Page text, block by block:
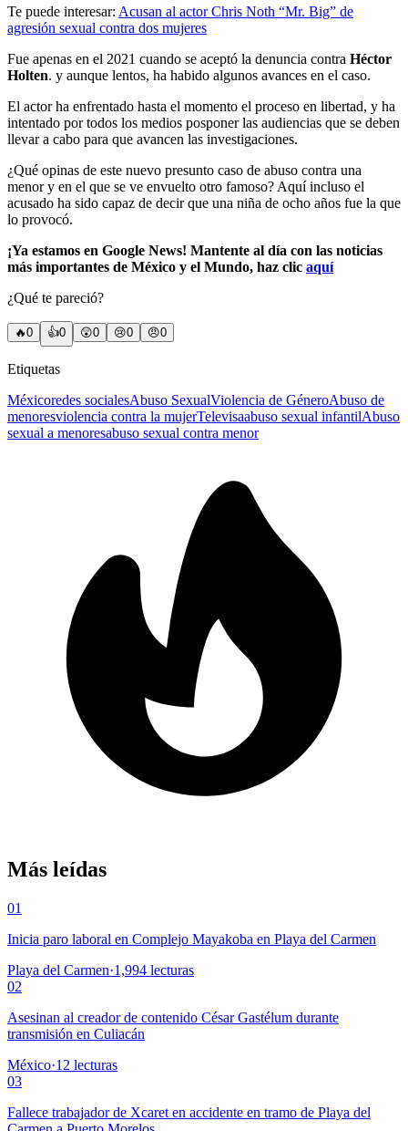
Te puede interesar: Acusan al actor Chris Noth “Mr. Big” de
agresión sexual contra dos mujeres
Fue apenas en el 2021 cuando se aceptó la denuncia contra Héctor
Holten. y aunque lentos, ha habido algunos avances en el caso.
El actor ha enfrentado hasta el momento el proceso en libertad, y ha
intentado por todos los medios posponer las audiencias que se deben
llevar a cabo para que avancen las investigaciones.
¿Qué opinas de este nuevo presunto caso de abuso contra una
menor y en el que se ve envuelto otro famoso? Aquí incluso el
acusado ha sido capaz de decir que una niña de ocho años fue la que
lo provocó.
¡Ya estamos en Google News! Mantente al día con las noticias
más importantes de México y el Mundo, haz clic aquí
¿Qué te pareció?
🔥0 👍0 😲0 😢0 😠0
Etiquetas
Méxicoredes socialesAbuso SexualViolencia de GéneroAbuso de
menoresviolencia contra la mujerTelevisaabuso sexual infantilAbuso
sexual a menoresabuso sexual contra menor
Más leídas
01
Inicia paro laboral en Complejo Mayakoba en Playa del Carmen
Playa del Carmen·1,994 lecturas
02
Asesinan al creador de contenido César Gastélum durante
transmisión en Culiacán
México·12 lecturas
03
Fallece trabajador de Xcaret en accidente en tramo de Playa del